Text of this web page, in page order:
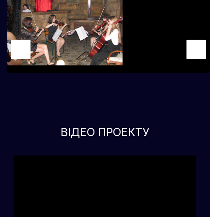
ВІДЕО ПРОЕКТУ